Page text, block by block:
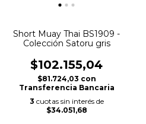
Short Muay Thai BS1909 -
Colección Satoru gris
$102.155,04
$81.724,03 con
Transferencia Bancaria
3 cuotas sin interés de
$34.051,68